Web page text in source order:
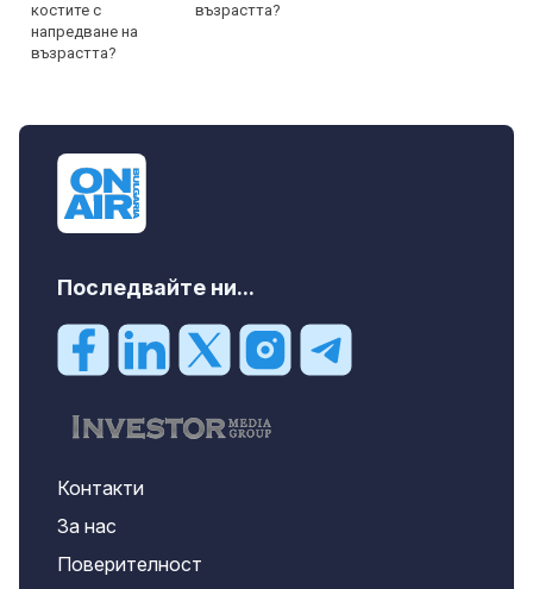
възрастта?
Последвайте ни...
Контакти
За нас
Поверителност